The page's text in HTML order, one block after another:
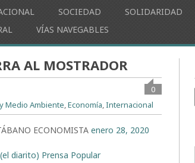
SOCIEDAD SOLIDARIDAD
VÍAS NAVEGABLES
AL MOSTRADOR
0
Medio Ambiente,Economía,Internacional
ECONOMISTAenero 28, 2020
diarito) Prensa Popular